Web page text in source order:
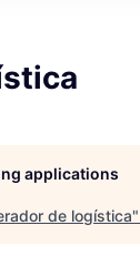
applications
de logística"